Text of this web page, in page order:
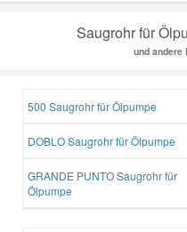
Saugrohr für
und andere
500 Saugrohr für Ölpumpe
DOBLO Saugrohr für Ölpumpe
GRANDE PUNTO Saugrohr für
Ölpumpe